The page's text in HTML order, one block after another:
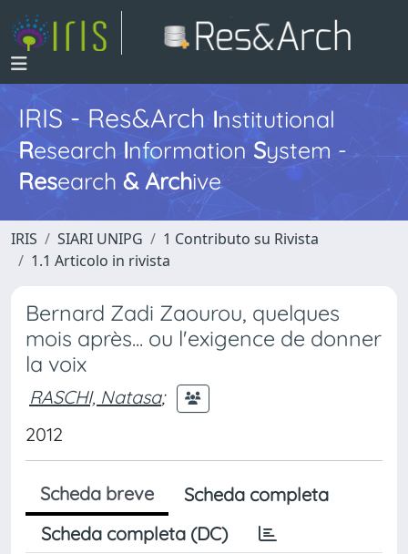
IRIS - Res&ArchInstitutional
Research InformationSystem -
Research & Archive
IRIS SIARI UNIPG
1 Contributo su Rivista
1.1 Articolo in rivista
Bernard Zadi Zaourou, quelques
mois après... ou l'exigence de donner
la voix
RASCHI, Natasa;
2012
Scheda breve
Scheda completa
Scheda completa (DC)